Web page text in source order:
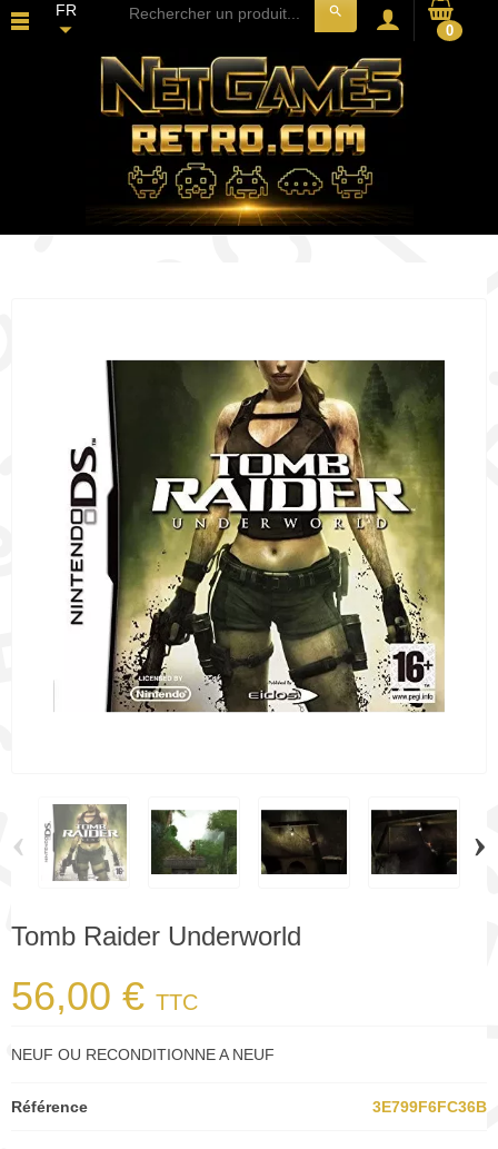
FR
search
0
‹ ›
Tomb Raider Underworld
56,00 € TTC
NEUF OU RECONDITIONNE A NEUF
Référence 3E799F6FC36B